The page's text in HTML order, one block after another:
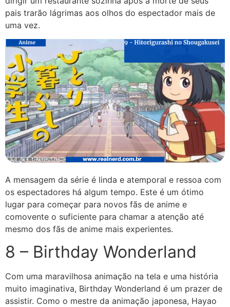
pais trarão lágrimas aos olhos do espectador mais de
uma vez.
A mensagem da série é linda e atemporal e ressoa com
os espectadores há algum tempo. Este é um ótimo
lugar para começar para novos fãs de anime e
comovente o suficiente para chamar a atenção até
mesmo dos fãs de anime mais experientes.
8 – Birthday Wonderland
Com uma maravilhosa animação na tela e uma história
muito imaginativa, Birthday Wonderland é um prazer de
assistir. Como o mestre da animação japonesa, Hayao